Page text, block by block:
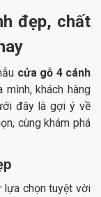
đẹp, chất
cửa gỗ 4 cánh
khách hàng
đây là gợi ý về
cùng khám phá
chọn tuyệt vời